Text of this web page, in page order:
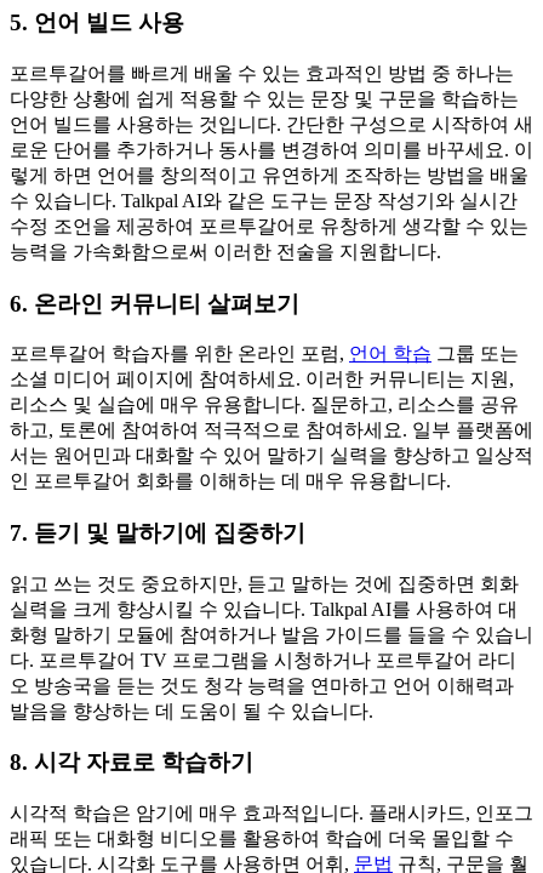
5. 언어 빌드 사용
포르투갈어를 빠르게 배울 수 있는 효과적인 방법 중 하나는
다양한 상황에 쉽게 적용할 수 있는 문장 및 구문을 학습하는
언어 빌드를 사용하는 것입니다. 간단한 구성으로 시작하여 새
로운 단어를 추가하거나 동사를 변경하여 의미를 바꾸세요. 이
렇게 하면 언어를 창의적이고 유연하게 조작하는 방법을 배울
수 있습니다. Talkpal AI와 같은 도구는 문장 작성기와 실시간
수정 조언을 제공하여 포르투갈어로 유창하게 생각할 수 있는
능력을 가속화함으로써 이러한 전술을 지원합니다.
6. 온라인 커뮤니티 살펴보기
포르투갈어 학습자를 위한 온라인 포럼, 언어 학습 그룹 또는
소셜 미디어 페이지에 참여하세요. 이러한 커뮤니티는 지원,
리소스 및 실습에 매우 유용합니다. 질문하고, 리소스를 공유
하고, 토론에 참여하여 적극적으로 참여하세요. 일부 플랫폼에
서는 원어민과 대화할 수 있어 말하기 실력을 향상하고 일상적
인 포르투갈어 회화를 이해하는 데 매우 유용합니다.
7. 듣기 및 말하기에 집중하기
읽고 쓰는 것도 중요하지만, 듣고 말하는 것에 집중하면 회화
실력을 크게 향상시킬 수 있습니다. Talkpal AI를 사용하여 대
화형 말하기 모듈에 참여하거나 발음 가이드를 들을 수 있습니
다. 포르투갈어 TV 프로그램을 시청하거나 포르투갈어 라디
오 방송국을 듣는 것도 청각 능력을 연마하고 언어 이해력과
발음을 향상하는 데 도움이 될 수 있습니다.
8. 시각 자료로 학습하기
시각적 학습은 암기에 매우 효과적입니다. 플래시카드, 인포그
래픽 또는 대화형 비디오를 활용하여 학습에 더욱 몰입할 수
있습니다. 시각화 도구를 사용하면 어휘, 문법 규칙, 구문을 훨